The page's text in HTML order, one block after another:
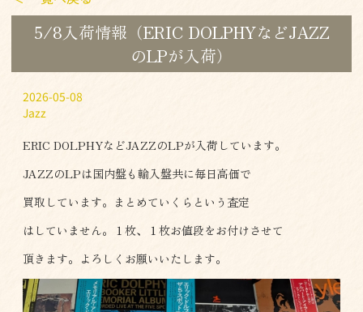
5/8入荷情報（ERIC DOLPHYなどJAZZ
のLPが入荷）
2026-05-08
Jazz
ERIC DOLPHYなどJAZZのLPが入荷しています。
JAZZのLPは国内盤も輸入盤共に毎日高価で
買取しています。まとめていくらという査定
はしていません。１枚、１枚お値段をお付けさせて
頂きます。よろしくお願いいたします。